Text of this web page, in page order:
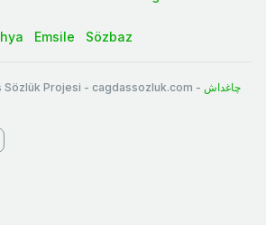
Emsile Sözbaz
Sözlük Projesi - cagdassozluk.com - چاغداش